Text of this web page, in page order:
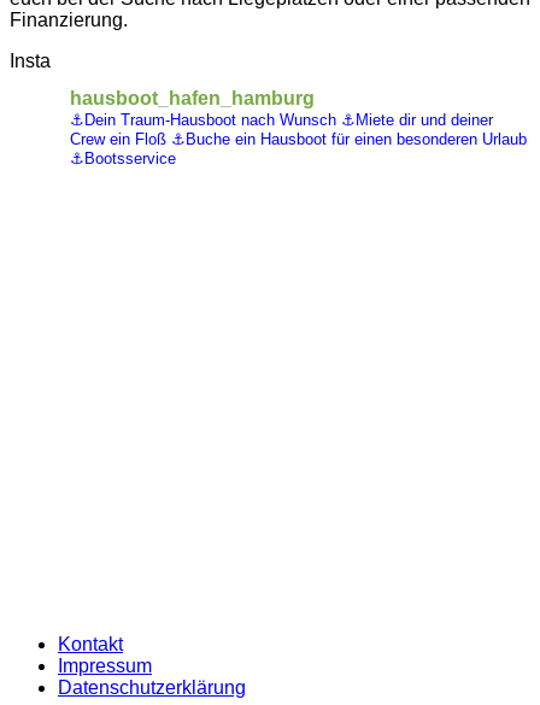
Finanzierung.
Insta
hausboot_hafen_hamburg
⚓️Dein Traum-Hausboot nach Wunsch ⚓️Miete dir und deiner
Crew ein Floß ⚓️Buche ein Hausboot für einen besonderen Urlaub
⚓️Bootsservice
Kontakt
Impressum
Datenschutzerklärung